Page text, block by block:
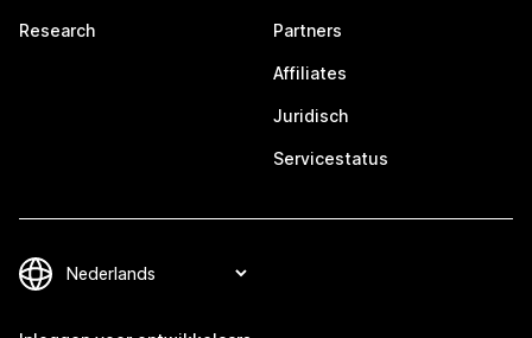
Research Partners
Affiliates
Juridisch
Servicestatus